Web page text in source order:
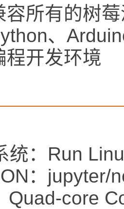
容所有的树
、
程开发环境
统：Run
：jupyter/
Quad-core